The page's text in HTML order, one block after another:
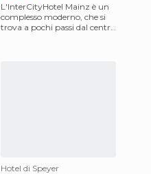
L'InterCityHotel Mainz è un
complesso moderno, che si
trova a pochi passi dal centro
Hotel di Speyer